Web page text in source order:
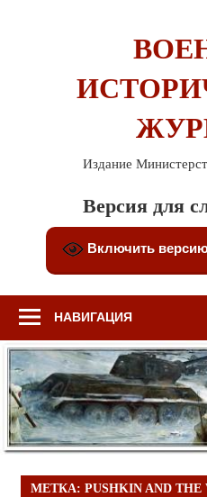
Издание
Версия для
Включить
НАВИГАЦИЯ
МЕТКА: PUSHKIN AND THE